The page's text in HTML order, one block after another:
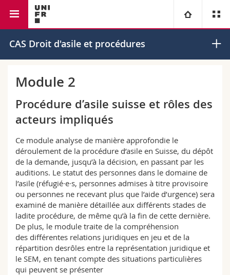
Université
Campus
Recherche
Université
Formation continue
Théologie
Droit
Sciences économiques et sociales et management
Lettres et sciences humaines
Sciences de l'éducation et de la formation
Sciences et médecine
Interfacultaire
Vous êtes
Futurs étudiants
Etudiants
Médias
Chercheurs
Collaborateurs
Doctorants
Ressources
Annuaire du personnel
Plan d'accès
Bibliothèques
Webmail
Programme des cours
Faculté de droit Institut de droit européen
CAS Droit d'asile et procédures
Module 2
Procédure d’asile suisse et rôles des
acteurs impliqués
Ce module analyse de manière approfondie le
déroulement de la procédure d’asile en Suisse, du dépôt
de la demande, jusqu’à la décision, en passant par les
auditions. Le statut des personnes dans le domaine de
l’asile (réfugié∙e∙s, personnes admises à titre provisoire
ou personnes ne recevant plus que l’aide d’urgence) sera
examiné de manière détaillée aux différents stades de
ladite procédure, de même qu’à la fin de cette dernière.
De plus, le module traite de la compréhension
des différentes relations juridiques en jeu et de la
répartition desrôles entre la représentation juridique et
le SEM, en tenant compte des situations particulières
qui peuvent se présenter